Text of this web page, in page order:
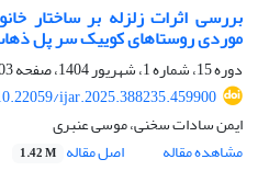
بررسی اثرات زلزله بر ساختار
موردی روستاهای کوییک سر پل ذهاب
دوره 15، شماره 1، شهریور 1404، صفحه
ijar.2025.388235.459900
ایمن سادات سخنی، موسی عنبری
مشاهده مقاله
اصل مقاله 1.42 M